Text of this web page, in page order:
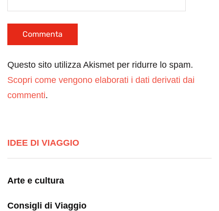
Questo sito utilizza Akismet per ridurre lo spam.
Scopri come vengono elaborati i dati derivati dai
commenti.
IDEE DI VIAGGIO
Arte e cultura
Consigli di Viaggio